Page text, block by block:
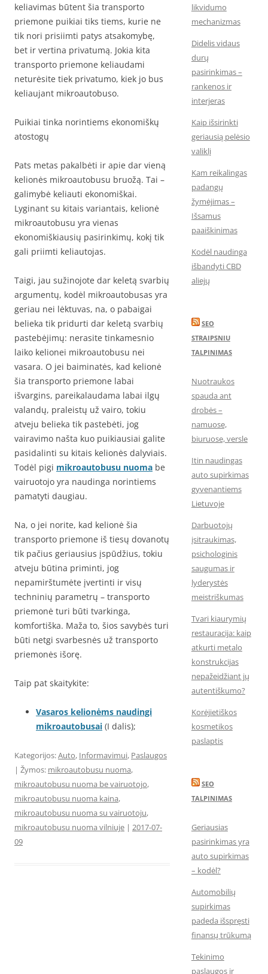
keliavimas būtent šia transporto
priemone puikiai tiks tiems, kurie ne
tik nori prisiimti patys atsakomybę,
bet ir vertina privatumą. Jokia kita
transporto priemone keliaudami
neturėsite tiek privatumo, kiek jo bus
keliaujant mikroautobuso.
Puikiai tinka norintiems ekonomiškų
atostogų
Pats metas pakalbėti ir apie dar vieną
kelionės mikroautobusu bruožą. Tai –
galimybė keliauti ekonomiškai.
Lyginant su kitais variantais, kelionė
mikroautobusu yra vienas
ekonomiškiausių pasirinkimų, kokį tik
gali priimti keliautojas.
Taigi, jau sužinojote dar keletą svarbių
argumentų, kodėl mikroautobusas yra
geriau nei lėktuvas, na, o pabaigai
belieka tik pridurti dar keletą svarbių
pastebėjimų: nerasite tinkamesnio
laiko kelionei mikroautobusu nei
vasara. O jei baiminatės, kad kelionė
šia transporto priemone labai
išvargins, pareikalaudama labai ilgų
valandų, praleistų už vairo, tokiu
atveju belieka tik pastebėti, jog
vairavimo našta kuo puikiausiai galite
pasidalinti su kitais kelionės dalyviais.
Todėl pigi mikroautobusu nuoma be
vairuotojo yra naudinga norintiems
pamatyti daugiau.
Na, o jei norite, kad kelionė šia
transporto priemone iš tiesų dovanotų
tik pačius geriausius įspūdžius, tokiu
atveju būtina priminti, jog
nepamirštumėte įvertinti ir visų
techninių parametrų – transporto
priemonė turi būti tvarkinga,
komfortiška. Maža to, šios savybės turi
būti netgi svarbesnės už transporto
priemonės išorę.
Taip pat skaitykite:
Vasaros kelionėms naudingi
mikroautobusai (I dalis);
Kategorijos:Auto, Informavimui, Paslaugos
| Žymos: mikroautobusu nuoma,
mikroautobusu nuoma be vairuotojo,
mikroautobusu nuoma kaina,
mikroautobusu nuoma su vairuotoju,
mikroautobusu nuoma vilniuje | 2017-07-
09
likvidumo
mechanizmas
Didelis vidaus
durų
pasirinkimas –
rankenos ir
interjeras
Kaip išsirinkti
geriausią pelėsio
valiklį
Kam reikalingas
padangų
žymėjimas –
Išsamus
paaiškinimas
Kodėl naudinga
išbandyti CBD
aliejų
SEO
STRAIPSNIU
TALPINIMAS
Nuotraukos
spauda ant
drobės –
namuose,
biuruose, versle
Itin naudingas
auto supirkimas
gyvenantiems
Lietuvoje
Darbuotojų
įsitraukimas,
psichologinis
saugumas ir
lyderystės
meistriškumas
Tvari kiaurymių
restauracija: kaip
atkurti metalo
konstrukcijas
nepažeidžiant jų
autentiškumo?
Korėjietiškos
kosmetikos
paslaptis
SEO
TALPINIMAS
Geriausias
pasirinkimas yra
auto supirkimas
– kodėl?
Automobilių
supirkimas
padeda išspręsti
finansų trūkumą
Tekinimo
paslaugos ir